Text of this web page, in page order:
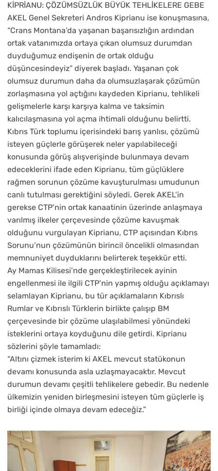
KİPRİANU: ÇÖZÜMSÜZLÜK BÜYÜK TEHLİKELERE GEBE
AKEL Genel Sekreteri Andros Kiprianu ise konuşmasına,
“Crans Montana’da yaşanan başarısızlığın ardından
ortak vatanımızda ortaya çıkan olumsuz durumdan
duyduğumuz endişenin de ortak olduğu
düşüncesindeyiz” diyerek başladı. Yaşanan çok
olumsuz durumun daha da olumsuzlaşarak çözümün
zorlaşmasına yol açtığını kaydeden Kiprianu, tehlikeli
gelişmelerle karşı karşıya kalma ve taksimin
kalıcılaşmasına yol açma ihtimali olduğunu belirtti.
Kıbrıs Türk toplumu içerisindeki barış yanlısı, çözümü
isteyen güçlerle görüşerek neler yapılabileceği
konusunda görüş alışverişinde bulunmaya devam
edeceklerini ifade eden Kiprianu, tüm güçlüklere
rağmen sorunun çözüme kavuşturulması umudunun
canlı tutulması gerektiğini söyledi. Gerek AKEL’in
gerekse CTP’nin ortak kanaatinin üzerinde anlaşmaya
varılmış ilkeler çerçevesinde çözüme kavuşmak
olduğunu vurgulayan Kiprianu, CTP açısından Kıbrıs
Sorunu’nun çözümünün birincil öncelikli olmasından
memnuniyet duyduklarını belirterek teşekkür etti.
Ay Mamas Kilisesi’nde gerçekleştirilecek ayinin
engellenmesi ile ilgili CTP’nin yapmış olduğu açıklamayı
selamlayan Kiprianu, bu tür açıklamaların Kıbrıslı
Rumlar ve Kıbrıslı Türklerin birlikte çalışıp BM
çerçevesinde bir çözüme ulaşılabilmesi yönündeki
isteklerini ortaya koyduğunu dile getirdi. Kiprianu
sözlerini şöyle tamamladı:
“Altını çizmek isterim ki AKEL mevcut statükonun
devamı konusunda asla uzlaşmayacaktır. Mevcut
durumun devamı çeşitli tehlikelere gebedir. Bu nedenle
ülkemizin yeniden birleşmesini isteyen tüm güçlerle iş
birliği içinde olmaya devam edeceğiz.”